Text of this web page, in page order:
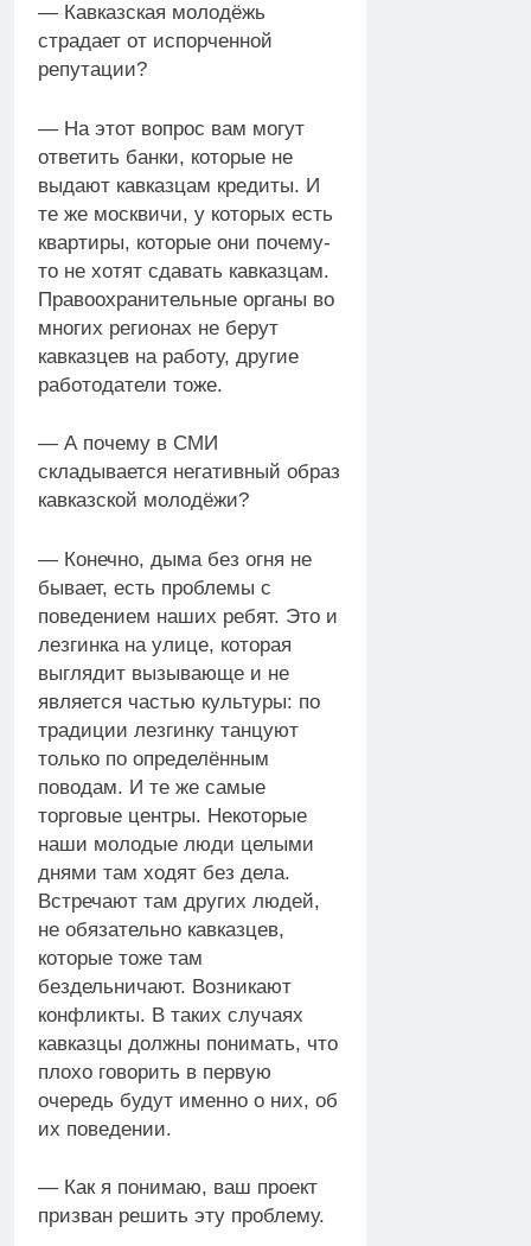
— Кавказская молодёжь
страдает от испорченной
репутации?
— На этот вопрос вам могут
ответить банки, которые не
выдают кавказцам кредиты. И
те же москвичи, у которых есть
квартиры, которые они почему-
то не хотят сдавать кавказцам.
Правоохранительные органы во
многих регионах не берут
кавказцев на работу, другие
работодатели тоже.
— А почему в СМИ
складывается негативный образ
кавказской молодёжи?
— Конечно, дыма без огня не
бывает, есть проблемы с
поведением наших ребят. Это и
лезгинка на улице, которая
выглядит вызывающе и не
является частью культуры: по
традиции лезгинку танцуют
только по определённым
поводам. И те же самые
торговые центры. Некоторые
наши молодые люди целыми
днями там ходят без дела.
Встречают там других людей,
не обязательно кавказцев,
которые тоже там
бездельничают. Возникают
конфликты. В таких случаях
кавказцы должны понимать, что
плохо говорить в первую
очередь будут именно о них, об
их поведении.
— Как я понимаю, ваш проект
призван решить эту проблему.